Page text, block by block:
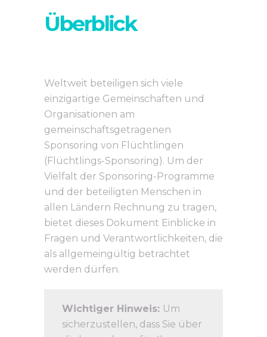
Überblick
Weltweit beteiligen sich viele
einzigartige Gemeinschaften und
Organisationen am
gemeinschaftsgetragenen
Sponsoring von Flüchtlingen
(Flüchtlings-Sponsoring). Um der
Vielfalt der Sponsoring-Programme
und der beteiligten Menschen in
allen Ländern Rechnung zu tragen,
bietet dieses Dokument Einblicke in
Fragen und Verantwortlichkeiten, die
als allgemeingültig betrachtet
werden dürfen.
Wichtiger Hinweis: Um
sicherzustellen, dass Sie über